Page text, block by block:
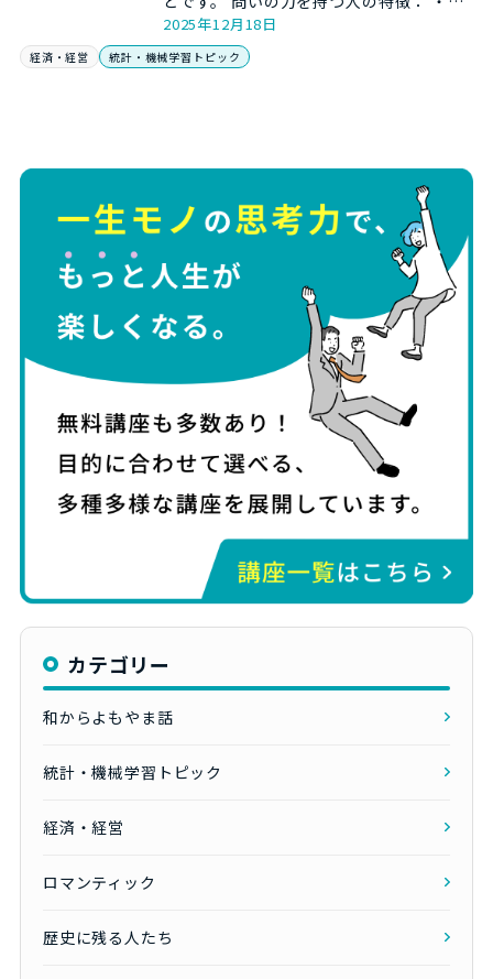
2025年12月18日
経済・経営 統計・機械学習トピック
カテゴリー
和からよもやま話
統計・機械学習トピック
経済・経営
ロマンティック
歴史に残る人たち